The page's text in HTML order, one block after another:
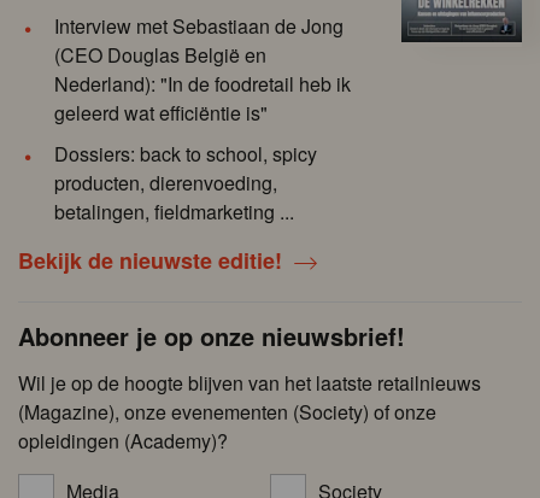
Interview met Sebastiaan de Jong
(CEO Douglas België en
Nederland): "In de foodretail heb ik
geleerd wat efficiëntie is"
Dossiers: back to school, spicy
producten, dierenvoeding,
betalingen, fieldmarketing ...
Bekijk de nieuwste editie!
Abonneer je op onze nieuwsbrief!
Wil je op de hoogte blijven van het laatste retailnieuws
(Magazine), onze evenementen (Society) of onze
opleidingen (Academy)?
Media
Society